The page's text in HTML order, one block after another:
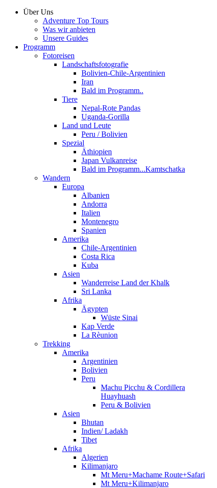
Über Uns
Adventure Top Tours
Was wir anbieten
Unsere Guides
Programm
Fotoreisen
Landschaftsfotografie
Bolivien-Chile-Argentinien
Iran
Bald im Programm..
Tiere
Nepal-Rote Pandas
Uganda-Gorilla
Land und Leute
Peru / Bolivien
Spezial
Äthiopien
Japan Vulkanreise
Bald im Programm...Kamtschatka
Wandern
Europa
Albanien
Andorra
Italien
Montenegro
Spanien
Amerika
Chile-Argentinien
Costa Rica
Kuba
Asien
Wanderreise Land der Khalk
Sri Lanka
Afrika
Ägypten
Wüste Sinai
Kap Verde
La Rèunion
Trekking
Amerika
Argentinien
Bolivien
Peru
Machu Picchu & Cordillera
Huayhuash
Peru & Bolivien
Asien
Bhutan
Indien/ Ladakh
Tibet
Afrika
Algerien
Kilimanjaro
Mt Meru+Machame Route+Safari
Mt Meru+Kilimanjaro